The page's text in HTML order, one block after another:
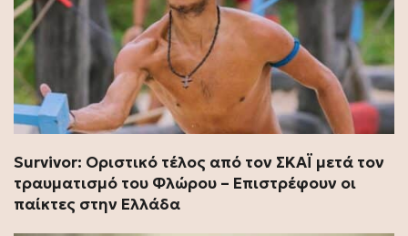
Survivor: Οριστικό τέλος από τον ΣΚΑΪ μετά τον
τραυματισμό του Φλώρου – Επιστρέφουν οι
παίκτες στην Ελλάδα